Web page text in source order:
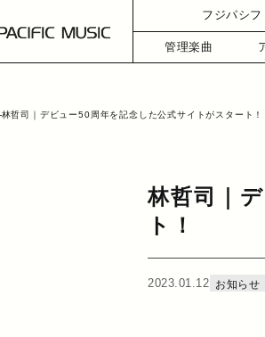
フジパシ
管理楽曲
林哲司｜デビュー50周年を記念した公式サイトがスタート！
林哲司｜
ト！
2023.01.12 お知らせ